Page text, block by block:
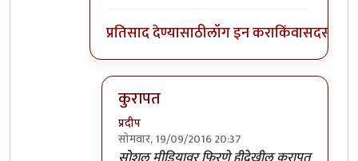
प्रतिसाद देण्यासाठीलॉग इन कराकिंवासदस्य व्हा
कुरापत
प्रदीप
सोमवार, 19/09/2016 20:37